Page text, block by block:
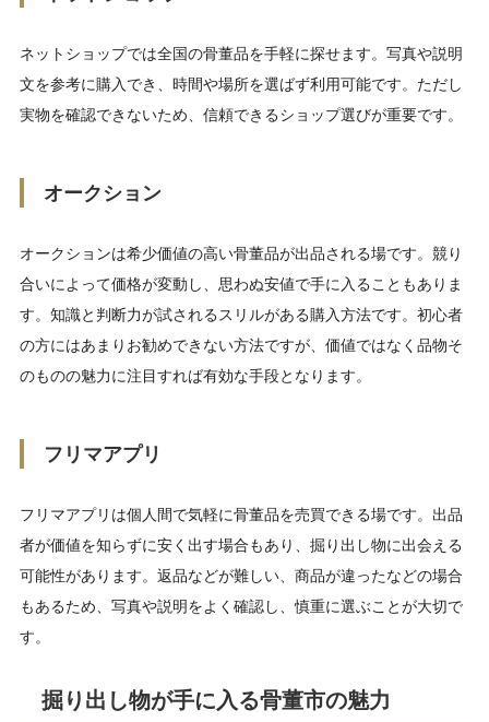
ネットショップでは全国の骨董品を手軽に探せます。写真や説明
文を参考に購入でき、時間や場所を選ばず利用可能です。ただし
実物を確認できないため、信頼できるショップ選びが重要です。
オークション
オークションは希少価値の高い骨董品が出品される場です。競り
合いによって価格が変動し、思わぬ安値で手に入ることもありま
す。知識と判断力が試されるスリルがある購入方法です。初心者
の方にはあまりお勧めできない方法ですが、価値ではなく品物そ
のものの魅力に注目すれば有効な手段となります。
フリマアプリ
フリマアプリは個人間で気軽に骨董品を売買できる場です。出品
者が価値を知らずに安く出す場合もあり、掘り出し物に出会える
可能性があります。返品などが難しい、商品が違ったなどの場合
もあるため、写真や説明をよく確認し、慎重に選ぶことが大切で
す。
掘り出し物が手に入る骨董市の魅力